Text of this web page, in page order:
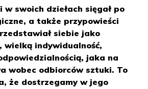
w swoich dziełach sięgał po
a także przypowieści
siebie jako
wielką indywidualność,
jaka na
wobec odbiorców sztuki. To
że dostrzegamy w jego